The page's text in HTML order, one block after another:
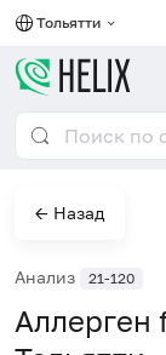
Тольятти
← Назад
Анализ 21-120
Аллерген